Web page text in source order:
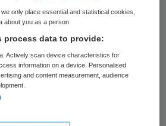
heb ik bewust de stap
vertelt hij.
control bij Icare
Daarnaast is hij
Ambiq.
only place essential and statistical cookies,
about you as a person
process data to provide:
Actively scan device characteristics for
information on a device. Personalised
and content measurement, audience